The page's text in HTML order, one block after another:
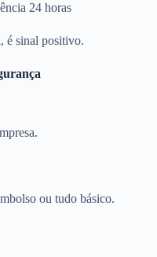
24 horas
é sinal positivo.
ou tudo básico.